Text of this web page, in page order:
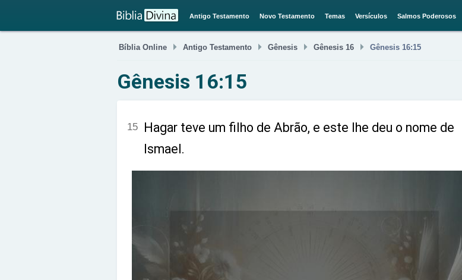
Buscar
Antigo Testamento Novo Testamento Temas Versículos Salmos Poderosos
Bíblia Online  Antigo Testamento  Gênesis  Gênesis 16  Gênesis 16:15
Gênesis 16:15
15 Hagar teve um filho de Abrão, e este lhe deu o nome de
Ismael.